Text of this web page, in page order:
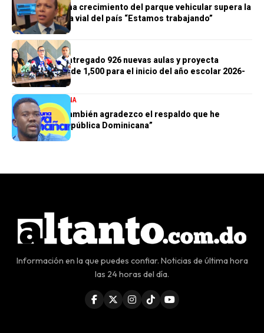
Morrison afirma crecimiento del parque vehicular supera la
infraestructura vial del país “Estamos trabajando”
GENERALES
Gobierno ha entregado 926 nuevas aulas y proyecta
alcanzar meta de 1,500 para el inicio del año escolar 2026-
2027
UNA NUEVA MAÑANA
Luisito Pie: “También agradezco el respaldo que he
recibido de República Dominicana”
Información en la que puedes confiar. Noticias de última hora
las 24 horas del día.